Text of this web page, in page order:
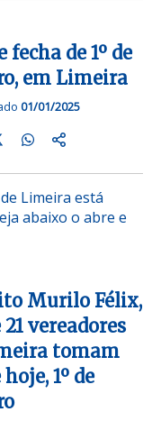
fecha de 1º de
em Limeira
01/01/2025
Limeira está
abaixo o abre e
Murilo Félix,
21 vereadores
tomam
1º de